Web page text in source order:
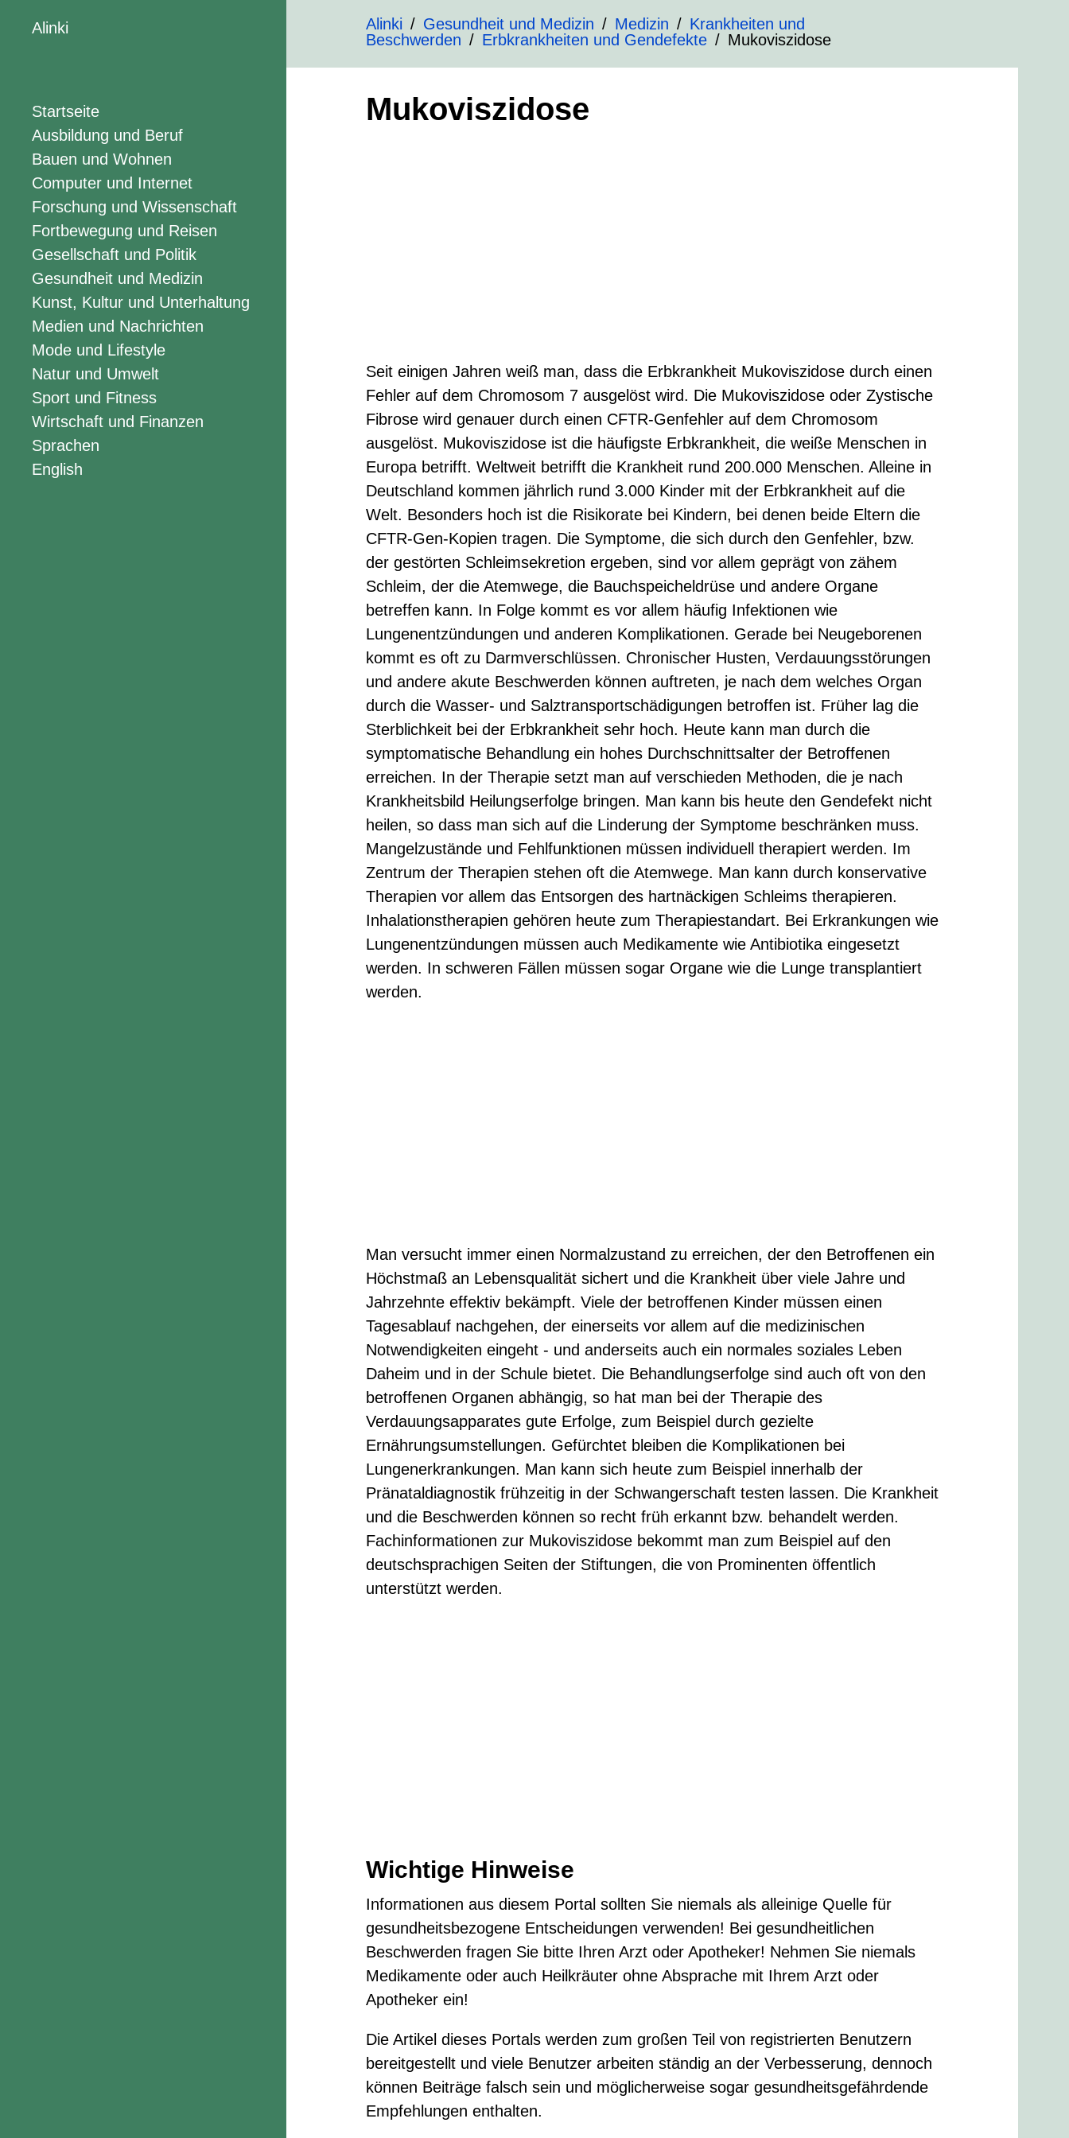
Alinki Alinki Gesundheit und Medizin Medizin
Krankheiten und
Beschwerden
Erbkrankheiten und Gendefekte Mukoviszidose
Startseite
Ausbildung und Beruf
Bauen und Wohnen
Computer und Internet
Forschung und Wissenschaft
Fortbewegung und Reisen
Gesellschaft und Politik
Gesundheit und Medizin
Kunst, Kultur und Unterhaltung
Medien und Nachrichten
Mode und Lifestyle
Natur und Umwelt
Sport und Fitness
Wirtschaft und Finanzen
Sprachen
English
Mukoviszidose
Seit einigen Jahren weiß man, dass die Erbkrankheit Mukoviszidose durch einen
Fehler auf dem Chromosom 7 ausgelöst wird. Die Mukoviszidose oder Zystische
Fibrose wird genauer durch einen CFTR-Genfehler auf dem Chromosom
ausgelöst. Mukoviszidose ist die häufigste Erbkrankheit, die weiße Menschen in
Europa betrifft. Weltweit betrifft die Krankheit rund 200.000 Menschen. Alleine in
Deutschland kommen jährlich rund 3.000 Kinder mit der Erbkrankheit auf die
Welt. Besonders hoch ist die Risikorate bei Kindern, bei denen beide Eltern die
CFTR-Gen-Kopien tragen. Die Symptome, die sich durch den Genfehler, bzw.
der gestörten Schleimsekretion ergeben, sind vor allem geprägt von zähem
Schleim, der die Atemwege, die Bauchspeicheldrüse und andere Organe
betreffen kann. In Folge kommt es vor allem häufig Infektionen wie
Lungenentzündungen und anderen Komplikationen. Gerade bei Neugeborenen
kommt es oft zu Darmverschlüssen. Chronischer Husten, Verdauungsstörungen
und andere akute Beschwerden können auftreten, je nach dem welches Organ
durch die Wasser- und Salztransportschädigungen betroffen ist. Früher lag die
Sterblichkeit bei der Erbkrankheit sehr hoch. Heute kann man durch die
symptomatische Behandlung ein hohes Durchschnittsalter der Betroffenen
erreichen. In der Therapie setzt man auf verschieden Methoden, die je nach
Krankheitsbild Heilungserfolge bringen. Man kann bis heute den Gendefekt nicht
heilen, so dass man sich auf die Linderung der Symptome beschränken muss.
Mangelzustände und Fehlfunktionen müssen individuell therapiert werden. Im
Zentrum der Therapien stehen oft die Atemwege. Man kann durch konservative
Therapien vor allem das Entsorgen des hartnäckigen Schleims therapieren.
Inhalationstherapien gehören heute zum Therapiestandart. Bei Erkrankungen wie
Lungenentzündungen müssen auch Medikamente wie Antibiotika eingesetzt
werden. In schweren Fällen müssen sogar Organe wie die Lunge transplantiert
werden.
Man versucht immer einen Normalzustand zu erreichen, der den Betroffenen ein
Höchstmaß an Lebensqualität sichert und die Krankheit über viele Jahre und
Jahrzehnte effektiv bekämpft. Viele der betroffenen Kinder müssen einen
Tagesablauf nachgehen, der einerseits vor allem auf die medizinischen
Notwendigkeiten eingeht - und anderseits auch ein normales soziales Leben
Daheim und in der Schule bietet. Die Behandlungserfolge sind auch oft von den
betroffenen Organen abhängig, so hat man bei der Therapie des
Verdauungsapparates gute Erfolge, zum Beispiel durch gezielte
Ernährungsumstellungen. Gefürchtet bleiben die Komplikationen bei
Lungenerkrankungen. Man kann sich heute zum Beispiel innerhalb der
Pränataldiagnostik frühzeitig in der Schwangerschaft testen lassen. Die Krankheit
und die Beschwerden können so recht früh erkannt bzw. behandelt werden.
Fachinformationen zur Mukoviszidose bekommt man zum Beispiel auf den
deutschsprachigen Seiten der Stiftungen, die von Prominenten öffentlich
unterstützt werden.
Wichtige Hinweise
Informationen aus diesem Portal sollten Sie niemals als alleinige Quelle für
gesundheitsbezogene Entscheidungen verwenden! Bei gesundheitlichen
Beschwerden fragen Sie bitte Ihren Arzt oder Apotheker! Nehmen Sie niemals
Medikamente oder auch Heilkräuter ohne Absprache mit Ihrem Arzt oder
Apotheker ein!
Die Artikel dieses Portals werden zum großen Teil von registrierten Benutzern
bereitgestellt und viele Benutzer arbeiten ständig an der Verbesserung, dennoch
können Beiträge falsch sein und möglicherweise sogar gesundheitsgefährdende
Empfehlungen enthalten.